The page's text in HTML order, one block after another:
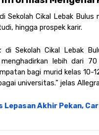
Sekolah Cikal Lebak Bulus
hingga prospek karir.
di Sekolah Cikal Lebak
menghadirkan lebih dari
bagi murid kelas
universitas.” jelas
Lepasan Akhir Pekan,